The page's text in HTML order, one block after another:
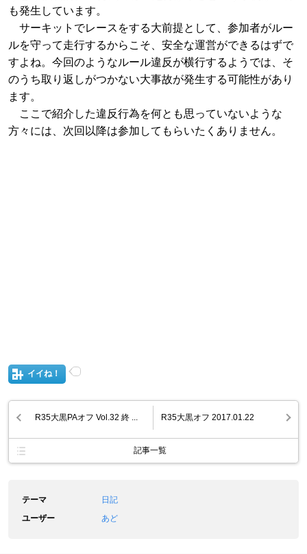
も発生しています。
サーキットでレースをする大前提として、参加者がルー
ルを守って走行するからこそ、安全な運営ができるはずで
すよね。今回のようなルール違反が横行するようでは、そ
のうち取り返しがつかない大事故が発生する可能性があり
ます。
ここで紹介した違反行為を何とも思っていないような
方々には、次回以降は参加してもらいたくありません。
イイね！
R35大黒PAオフ Vol.32 終 ... R35大黒オフ 2017.01.22
記事一覧
テーマ
日記
ユーザー
あど